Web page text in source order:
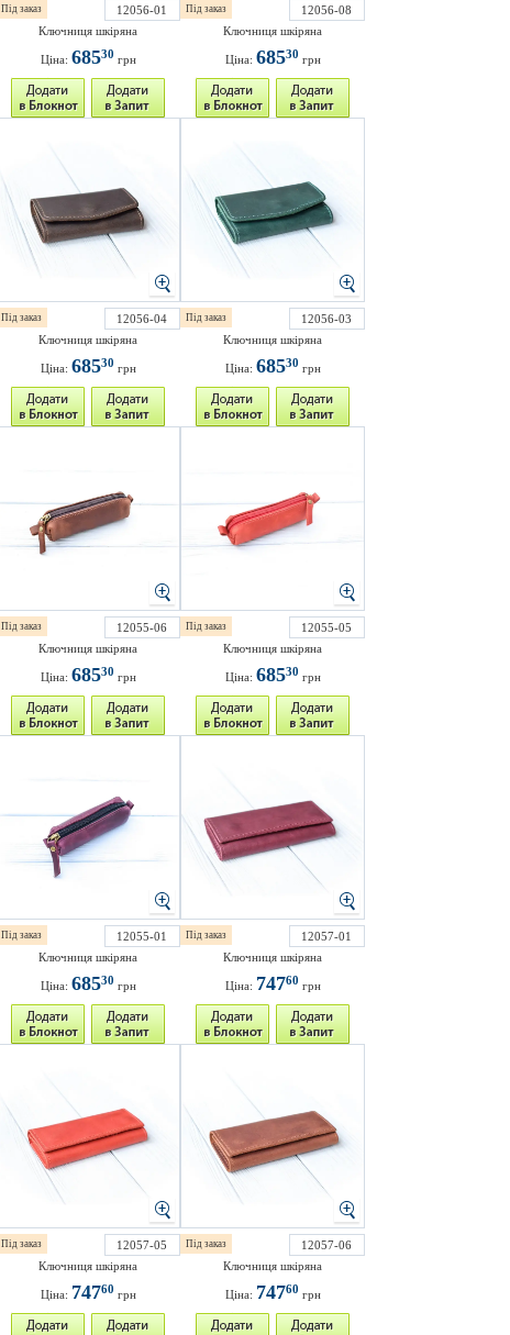
Під заказ
12056-01
Ключниця шкіряна
Ціна: 68530 грн
Під заказ
12056-08
Ключниця шкіряна
Ціна: 68530 грн
Під заказ
12056-04
Ключниця шкіряна
Ціна: 68530 грн
Під заказ
12056-03
Ключниця шкіряна
Ціна: 68530 грн
Під заказ
12055-06
Ключниця шкіряна
Ціна: 68530 грн
Під заказ
12055-05
Ключниця шкіряна
Ціна: 68530 грн
Під заказ
12055-01
Ключниця шкіряна
Ціна: 68530 грн
Під заказ
12057-01
Ключниця шкіряна
Ціна: 74760 грн
Під заказ
12057-05
Ключниця шкіряна
Ціна: 74760 грн
Під заказ
12057-06
Ключниця шкіряна
Ціна: 74760 грн